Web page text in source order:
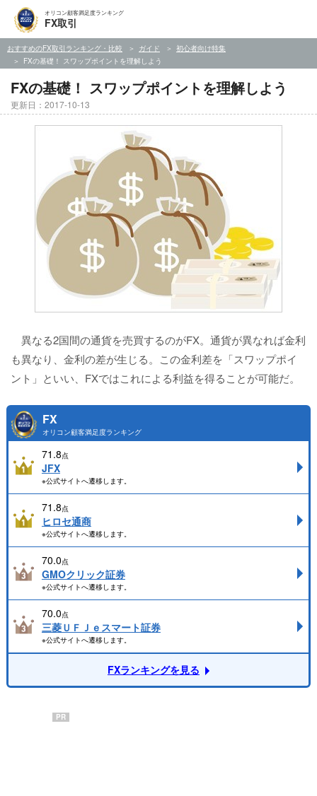
オリコン顧客満足度ランキング
FX取引
おすすめのFX取引ランキング・比較 ガイド
初心者向け特集
FXの基礎！ スワップポイントを理解しよう
FXの基礎！ スワップポイントを理解しよう
更新日：2017-10-13
異なる2国間の通貨を売買するのがFX。通貨が異なれば金利
も異なり、金利の差が生じる。この金利差を「スワップポイ
ント」といい、FXではこれによる利益を得ることが可能だ。
FX
オリコン顧客満足度ランキング
71.8点
JFX
※公式サイトへ遷移します。
71.8点
ヒロセ通商
※公式サイトへ遷移します。
70.0点
GMOクリック証券
※公式サイトへ遷移します。
70.0点
三菱ＵＦＪｅスマート証券
※公式サイトへ遷移します。
FXランキングを見る
PR